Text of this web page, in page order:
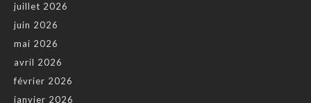
juillet 2026
juin 2026
mai 2026
avril 2026
février 2026
janvier 2026